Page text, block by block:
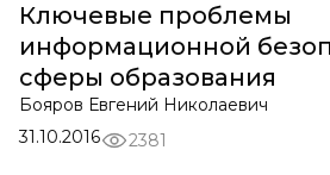
Ключевые проблемы
информационной
сферы образования
Бояров Евгений Николаевич
31.10.2016
2381